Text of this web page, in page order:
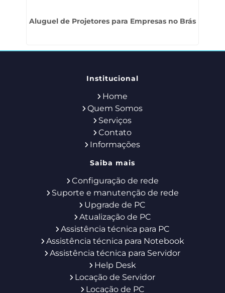
Aluguel de Projetores para Empresas no Brás
Institucional
Home
Quem Somos
Serviços
Contato
Informações
Saiba mais
Configuração de rede
Suporte e manutenção de rede
Upgrade de PC
Atualização de PC
Assistência técnica para PC
Assistência técnica para Notebook
Assistência técnica para Servidor
Help Desk
Locação de Servidor
Locação de PC